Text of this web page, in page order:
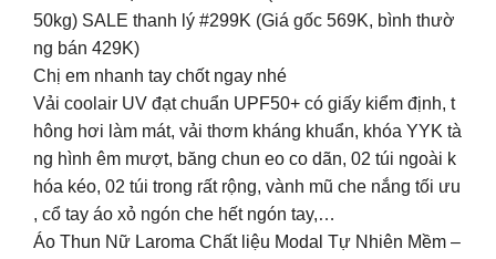
50kg) SALE thanh lý #299K (Giá gốc 569K, bình thườ
ng bán 429K)
Chị em nhanh tay chốt ngay nhé
Vải coolair UV đạt chuẩn UPF50+ có giấy kiểm định, t
hông hơi làm mát, vải thơm kháng khuẩn, khóa YYK tà
ng hình êm mượt, băng chun eo co dãn, 02 túi ngoài k
hóa kéo, 02 túi trong rất rộng, vành mũ che nắng tối ưu
, cổ tay áo xỏ ngón che hết ngón tay,…
Áo Thun Nữ Laroma Chất liệu Modal Tự Nhiên Mềm –